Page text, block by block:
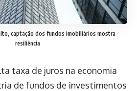
captação dos fundos imobiliários mostra
resiliência
taxa de juros na economia
de fundos de investimentos